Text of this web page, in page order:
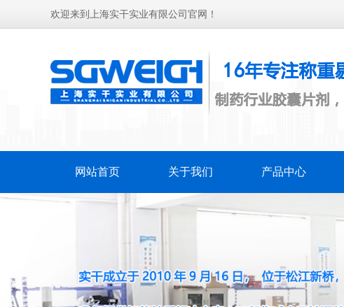
欢迎来到上海实干实业有限公司官网！
网站首页 关于我们 产品中心